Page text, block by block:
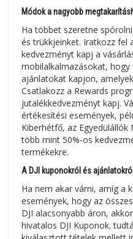
Módok a nagyobb
Ha többet szeretne
és trükkjeinket. Iratkozz fel
kedvezményt kapj a
mobilalkalmazásokat, hogy
ajánlatokat kapjon,
Csatlakozz a Rewards
jutalékkedvezményt kapj.
értékesítési események,
Kiberhétfő, az
több mint 50%-os
termékekre.
A DJI kuponokról és ajánlatokról
Ha nem akar várni, amíg a
események, hogy az
DJI alacsonyabb áron,
hivatalos DJI Kuponok.